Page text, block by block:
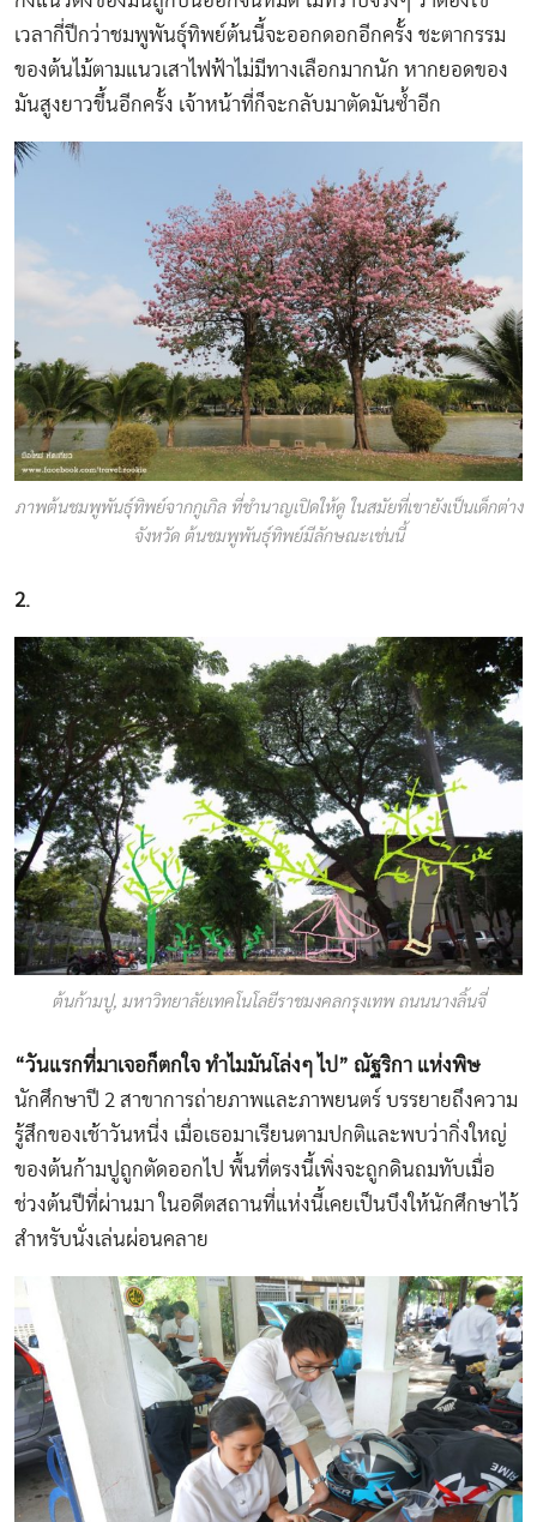
เวลากี่ปีกว่าชมพูพันธุ์ทิพย์ต้นนี้จะออกดอกอีกครั้ง ชะตากรรม
ของต้นไม้ตามแนวเสาไฟฟ้าไม่มีทางเลือกมากนัก หากยอดของ
มันสูงยาวขึ้นอีกครั้ง เจ้าหน้าที่ก็จะกลับมาตัดมันซ้ำอีก
ภาพต้นชมพูพันธุ์ทิพย์จากกูเกิล ที่ชำนาญเปิดให้ดู ในสมัยที่เขายังเป็นเด็กต่าง
จังหวัด ต้นชมพูพันธุ์ทิพย์มีลักษณะเช่นนี้
2.
ต้นก้ามปู, มหาวิทยาลัยเทคโนโลยีราชมงคลกรุงเทพ ถนนนางลิ้นจี่
“วันแรกที่มาเจอก็ตกใจ ทำไมมันโล่งๆ ไป” ณัฐริกา แห่งพิษ
นักศึกษาปี 2 สาขาการถ่ายภาพและภาพยนตร์ บรรยายถึงความ
รู้สึกของเช้าวันหนี่ง เมื่อเธอมาเรียนตามปกติและพบว่ากิ่งใหญ่
ของต้นก้ามปูถูกตัดออกไป พื้นที่ตรงนี้เพิ่งจะถูกดินถมทับเมื่อ
ช่วงต้นปีที่ผ่านมา ในอดีตสถานที่แห่งนี้เคยเป็นบึงให้นักศึกษาไว้
สำหรับนั่งเล่นผ่อนคลาย